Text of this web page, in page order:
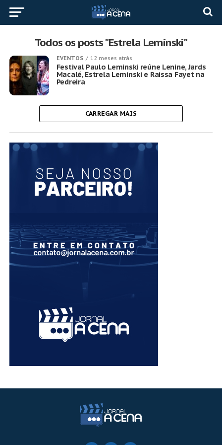
Todos os posts "Estrela Leminski"
EVENTOS 12 meses atrás
Festival Paulo Leminski reúne Lenine, Jards
Macalé, Estrela Leminski e Raissa Fayet na
Pedreira
CARREGAR MAIS